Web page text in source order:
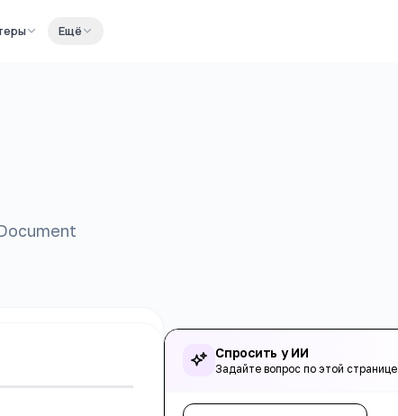
Ещё
Спросить у ИИ
Задайте вопрос по этой странице